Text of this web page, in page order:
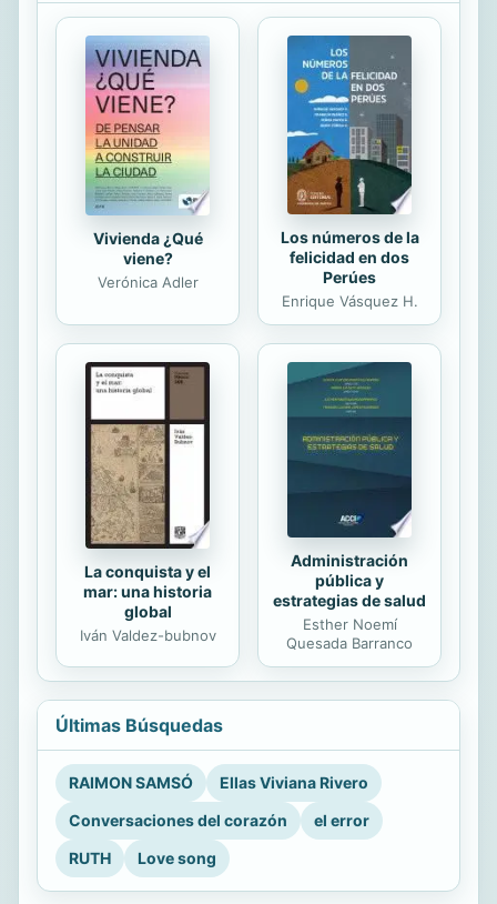
Temminck, Tragopan Blyth, Tragopan
Cabot, Koklas, Monal del Himalaya,
Monal Sclater, Monal Chino, Gallo
verde, Gallo rojo, Gallo Sonnerat,
Gallo Lafayette, Salvadori, Edwards y
Faisán Vietnamita, Kalij, Plateado,...
Vivienda ¿Qué
viene?
Verónica Adler
Los números de la
felicidad en dos
Perúes
Enrique Vásquez H.
La conquista y el
mar: una historia
global
Iván Valdez-bubnov
Administración
pública y
estrategias de salud
Esther Noemí
Quesada Barranco
Últimas Búsquedas
RAIMON SAMSÓ
Ellas Viviana Rivero
Conversaciones del corazón
el error
RUTH
Love song